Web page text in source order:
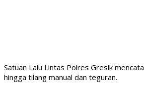
Satuan Lalu Lintas Polres Gresik
hingga tilang manual dan teguran.